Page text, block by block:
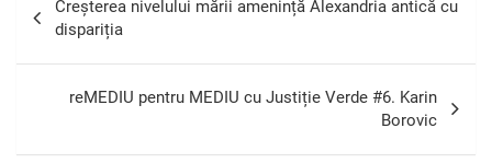
în
articole
Creșterea nivelului mării amenință Alexandria antică cu
dispariția
reMEDIU pentru MEDIU cu Justiție Verde #6. Karin
Borovic